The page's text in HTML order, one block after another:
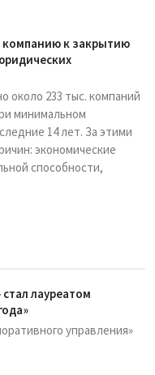
компанию к закрытию
около 233 тыс. компаний
минимальном
14 лет. За этими
экономические
способности,
лауреатом
управления»